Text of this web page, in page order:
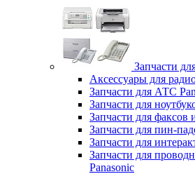
Запчасти
Аксессуары для
Запчасти для АТС
Запчасти для
Запчасти для
Запчасти для пин-
Запчасти для
Запчасти для
Panasonic